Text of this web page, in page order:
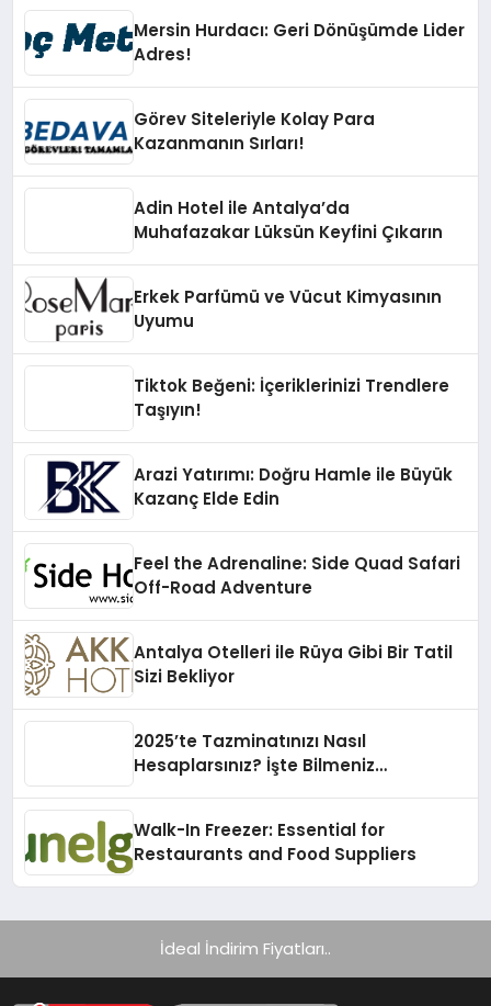
Mersin Hurdacı: Geri Dönüşümde Lider
Adres!
Görev Siteleriyle Kolay Para
Kazanmanın Sırları!
Adin Hotel ile Antalya’da
Muhafazakar Lüksün Keyfini Çıkarın
Erkek Parfümü ve Vücut Kimyasının
Uyumu
Tiktok Beğeni: İçeriklerinizi Trendlere
Taşıyın!
Arazi Yatırımı: Doğru Hamle ile Büyük
Kazanç Elde Edin
Feel the Adrenaline: Side Quad Safari
Off-Road Adventure
Antalya Otelleri ile Rüya Gibi Bir Tatil
Sizi Bekliyor
2025’te Tazminatınızı Nasıl
Hesaplarsınız? İşte Bilmeniz
Walk-In Freezer: Essential for
Restaurants and Food Suppliers
İdeal İndirim Fiyatları..